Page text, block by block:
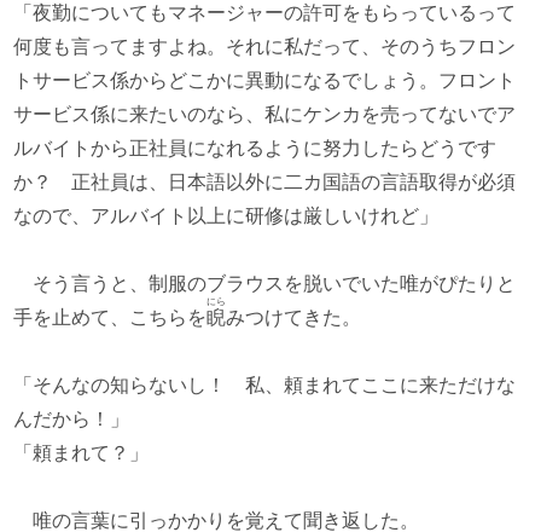
「夜勤についてもマネージャーの許可をもらっているって
何度も言ってますよね。それに私だって、そのうちフロン
トサービス係からどこかに異動になるでしょう。フロント
サービス係に来たいのなら、私にケンカを売ってないでア
ルバイトから正社員になれるように努力したらどうです
か？ 正社員は、日本語以外に二カ国語の言語取得が必須
なので、アルバイト以上に研修は厳しいけれど」
そう言うと、制服のブラウスを脱いでいた唯がぴたりと
手を止めて、こちらを睨
にら
みつけてきた。
「そんなの知らないし！ 私、頼まれてここに来ただけな
んだから！」
「頼まれて？」
唯の言葉に引っかかりを覚えて聞き返した。